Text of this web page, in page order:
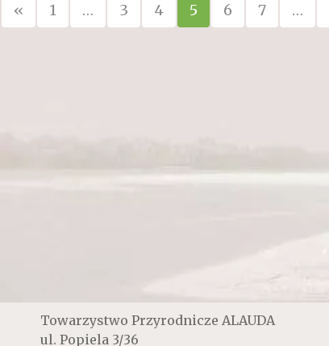
« 1 … 3 4 5 6 7 …
Towarzystwo Przyrodnicze ALAUDA
ul. Popiela 3/36